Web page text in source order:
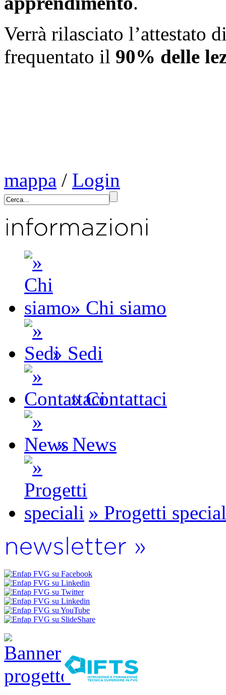
Verrà rilasciato l’attestato
frequentato il 90% delle
mappa / Login
» Chi siamo
» Sedi
» Contattaci
» News
» Progetti